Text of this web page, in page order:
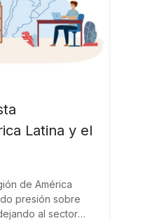
Latina y el
de América
presión sobre
al sector